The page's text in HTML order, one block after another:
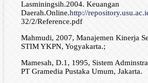
Lasminingsih.2004. Keuangan
Daerah.Online.http://
32/2/Reference.pdf
Mahmudi, 2007, Manajemen Kinerja
STIM YKPN, Yogyakarta.;
Mamesah, D.1, 1995, Sistem
PT Gramedia Pustaka Umum, Jakarta.